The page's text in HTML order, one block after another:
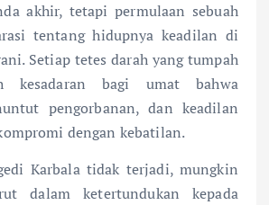
akhir, tetapi permulaan sebuah
tentang hidupnya keadilan di
Setiap tetes darah yang tumpah
kesadaran bagi umat bahwa
pengorbanan, dan keadilan
dengan kebatilan.
Karbala tidak terjadi, mungkin
dalam ketertundukan kepada